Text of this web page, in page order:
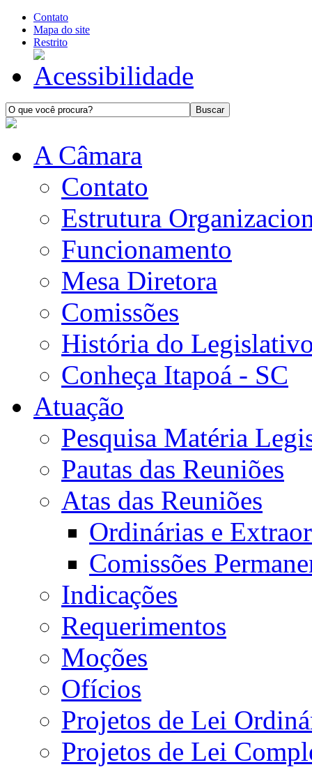
Contato
Mapa do site
Restrito
A Câmara
Contato
Estrutura
Funcionamento
Mesa Diretora
Comissões
História do
Conheça Itapoá - SC
Atuação
Pesquisa Matéria
Pautas das Reuniões
Atas das Reuniões
Ordinárias e
Comissões
Indicações
Requerimentos
Moções
Ofícios
Projetos de Lei
Projetos de Lei